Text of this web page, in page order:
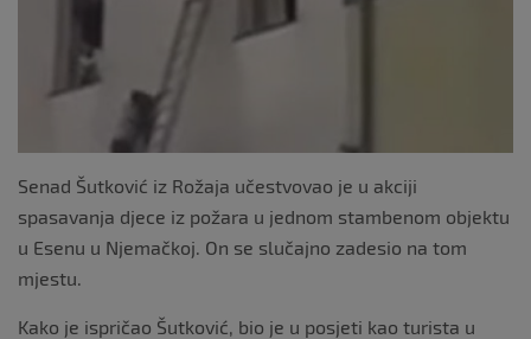
Senad Šutković iz Rožaja učestvovao je u akciji
spasavanja djece iz požara u jednom stambenom objektu
u Esenu u Njemačkoj. On se slučajno zadesio na tom
mjestu.
Kako je ispričao Šutković, bio je u posjeti kao turista u